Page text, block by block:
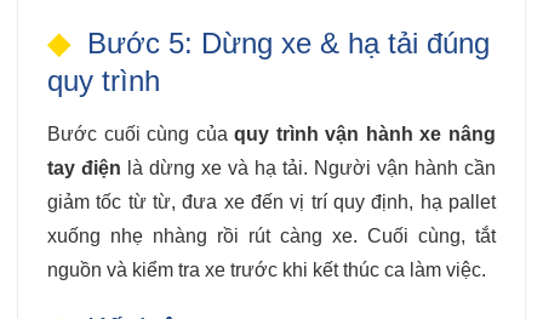
Bước 5: Dừng xe & hạ tải đúng
quy trình
Bước cuối cùng củaquy trình vận hành xe nâng
tay điện là dừng xe và hạ tải. Người vận hành cần
giảm tốc từ từ, đưa xe đến vị trí quy định, hạ pallet
xuống nhẹ nhàng rồi rút càng xe. Cuối cùng, tắt
nguồn và kiểm tra xe trước khi kết thúc ca làm việc.